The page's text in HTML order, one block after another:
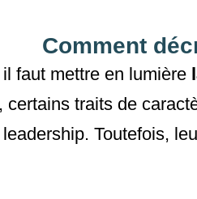
Comment
faut mettre en lumière
certains traits de
leadership. Toutefois,